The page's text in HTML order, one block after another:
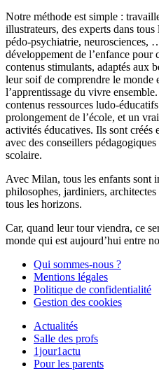
Notre méthode est simple :
illustrateurs, des experts dans tous
pédo-psychiatrie, neurosciences,
développement de l’enfance pour
contenus stimulants, adaptés aux
leur soif de comprendre le monde
l’apprentissage du vivre
contenus ressources ludo-
prolongement de l’école, et un
activités éducatives. Ils sont créés
avec des conseillers
scolaire.
Avec Milan, tous les enfants sont
philosophes, jardiniers,
tous les horizons.
Car, quand leur tour viendra, ce
monde qui est aujourd’hui entre
Qui sommes-nous ?
Mentions légales
Politique de confidentialité
Gestion des cookies
Actualités
Salle des profs
1jour1actu
Pour les parents